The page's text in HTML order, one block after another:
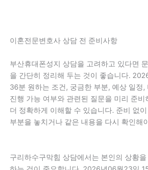
이혼전문변호사 상담 전 준비사항
부산휴대폰성지 상담을 고려하고 있다면
을 간단히 정리해 두는 것이 좋습니다.
36분 원하는 조건, 궁금한 부분, 예상 일정,
진행 가능 여부와 관련된 질문을 미리 준비
더 정확하게 이해할 수 있습니다. 준비 없
부분을 놓치거나 같은 내용을 다시 확인해
구리하수구막힘 상담에서는 본인의 상황